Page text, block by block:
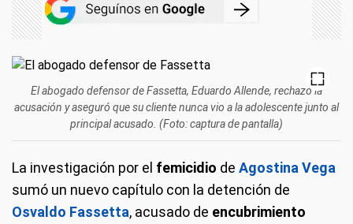
El abogado defensor de Fassetta, Eduardo Allende, rechazó la
acusación y aseguró que su cliente nunca vio a la adolescente junto al
principal acusado. (Foto: captura de pantalla)
La investigación por el femicidio de Agostina Vega
sumó un nuevo capítulo con la detención de
Osvaldo Fassetta, acusado de encubrimiento